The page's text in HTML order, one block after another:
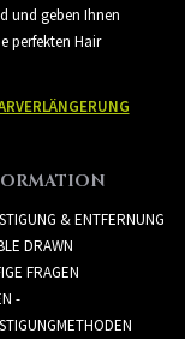
und geben Ihnen
perfekten Hair
& ENTFERNUNG
DRAWN
FRAGEN
-